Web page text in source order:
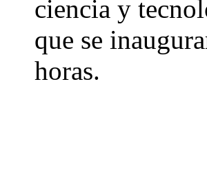
ciencia y
que se
horas.